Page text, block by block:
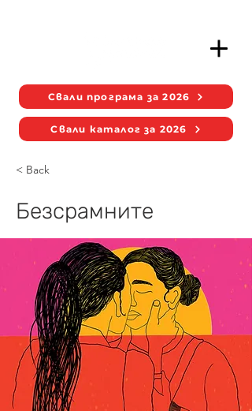
Свали програма за 2026
Свали каталог за 2026
< Back
Безсрамните